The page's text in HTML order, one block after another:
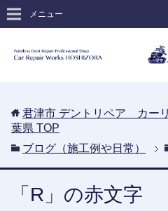
メニュー
君津市 デントリペア カー
葉県 TOP
ブログ（施工例や日常）
「R」の赤文字